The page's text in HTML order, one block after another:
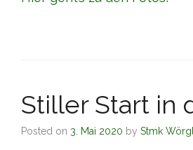
Stiller Start in
Posted on 3. Mai 2020 by Stmk Wörgl